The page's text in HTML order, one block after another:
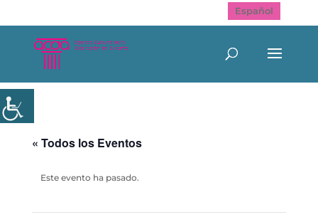
Español
« Todos los Eventos
Este evento ha pasado.